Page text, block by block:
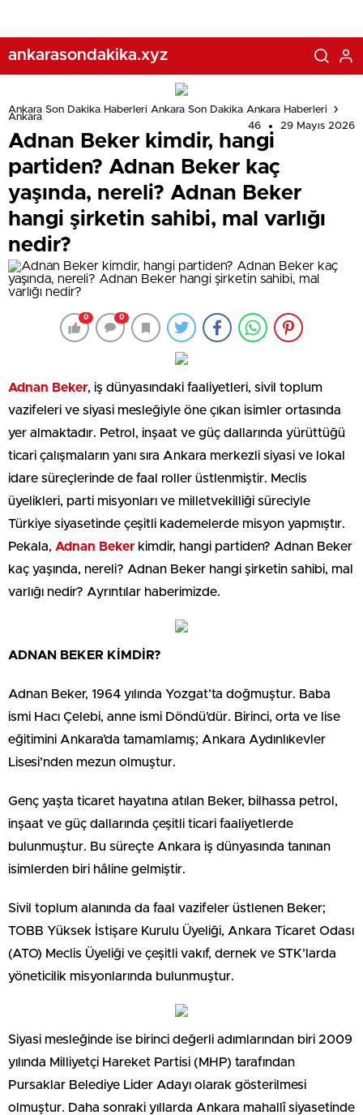
ankarasondakika.xyz
Ankara Son Dakika Haberleri Ankara Son Dakika Ankara Haberleri
Ankara
46
29 Mayıs 2026
Adnan Beker kimdir, hangi
partiden? Adnan Beker kaç
yaşında, nereli? Adnan Beker
hangi şirketin sahibi, mal varlığı
nedir?
0 0
Adnan Beker, iş dünyasındaki faaliyetleri, sivil toplum
vazifeleri ve siyasi mesleğiyle öne çıkan isimler ortasında
yer almaktadır. Petrol, inşaat ve güç dallarında yürüttüğü
ticari çalışmaların yanı sıra Ankara merkezli siyasi ve lokal
idare süreçlerinde de faal roller üstlenmiştir. Meclis
üyelikleri, parti misyonları ve milletvekilliği süreciyle
Türkiye siyasetinde çeşitli kademelerde misyon yapmıştır.
Pekala, Adnan Beker kimdir, hangi partiden? Adnan Beker
kaç yaşında, nereli? Adnan Beker hangi şirketin sahibi, mal
varlığı nedir? Ayrıntılar haberimizde.
ADNAN BEKER KİMDİR?
Adnan Beker, 1964 yılında Yozgat’ta doğmuştur. Baba
ismi Hacı Çelebi, anne ismi Döndü’dür. Birinci, orta ve lise
eğitimini Ankara’da tamamlamış; Ankara Aydınlıkevler
Lisesi’nden mezun olmuştur.
Genç yaşta ticaret hayatına atılan Beker, bilhassa petrol,
inşaat ve güç dallarında çeşitli ticari faaliyetlerde
bulunmuştur. Bu süreçte Ankara iş dünyasında tanınan
isimlerden biri hâline gelmiştir.
Sivil toplum alanında da faal vazifeler üstlenen Beker;
TOBB Yüksek İstişare Kurulu Üyeliği, Ankara Ticaret Odası
(ATO) Meclis Üyeliği ve çeşitli vakıf, dernek ve STK’larda
yöneticilik misyonlarında bulunmuştur.
Siyasi mesleğinde ise birinci değerli adımlarından biri 2009
yılında Milliyetçi Hareket Partisi (MHP) tarafından
Pursaklar Belediye Lider Adayı olarak gösterilmesi
olmuştur. Daha sonraki yıllarda Ankara mahallî siyasetinde